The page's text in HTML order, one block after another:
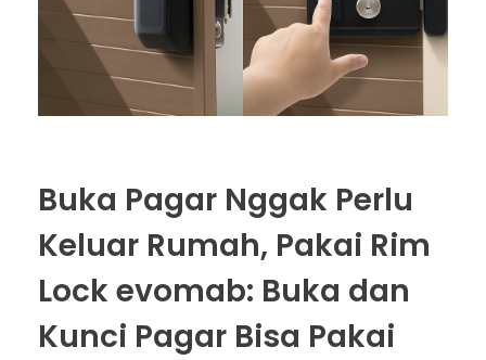
Buka Pagar Nggak Perlu
Keluar Rumah, Pakai Rim
Lock evomab: Buka dan
Kunci Pagar Bisa Pakai